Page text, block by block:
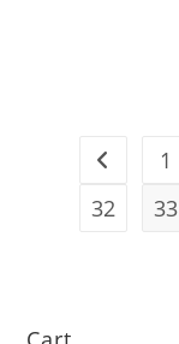
1
32
33